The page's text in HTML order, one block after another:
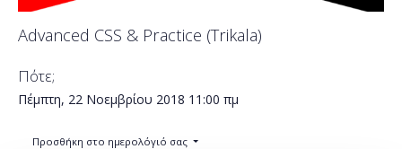
Advanced CSS & Practice (Trikala)
Πότε;
Πέμπτη, 22 Νοεμβρίου 2018 11:00 πμ
Προσθήκη στο ημερολόγιό σας